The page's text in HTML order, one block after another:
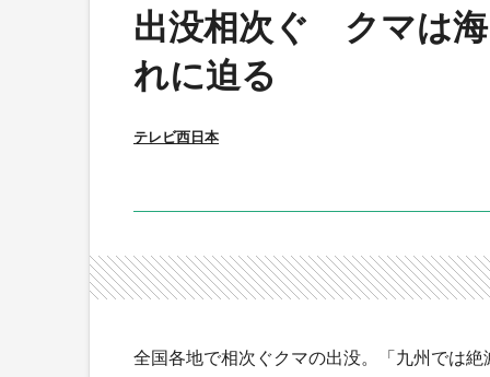
出没相次ぐ クマは
れに迫る
テレビ西日本
全国各地で相次ぐクマの出没。「九州では